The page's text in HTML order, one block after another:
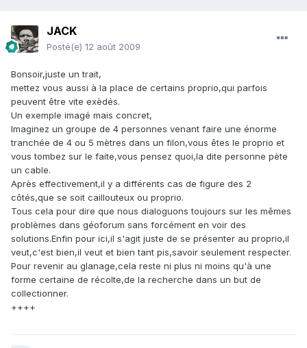
JACK
Posté(e) 12 août 2009
Bonsoir,juste un trait,
mettez vous aussi à la place de certains proprio,qui parfois
peuvent être vite exèdés.
Un exemple imagé mais concret,
Imaginez un groupe de 4 personnes venant faire une énorme
tranchée de 4 ou 5 mètres dans un filon,vous êtes le proprio et
vous tombez sur le faite,vous pensez quoi,la dite personne pète
un cable.
Après effectivement,il y a différents cas de figure des 2
côtés,que se soit caillouteux ou proprio.
Tous cela pour dire que nous dialoguons toujours sur les mêmes
problèmes dans géoforum sans forcément en voir des
solutions.Enfin pour ici,il s'agit juste de se présenter au proprio,il
veut,c'est bien,il veut et bien tant pis,savoir seulement respecter.
Pour revenir au glanage,cela reste ni plus ni moins qu'à une
forme certaine de récolte,de la recherche dans un but de
collectionner.
++++